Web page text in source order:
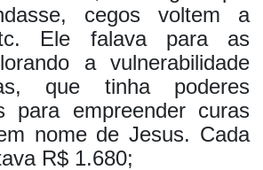
cegos voltem a
Ele falava para as
a vulnerabilidade
que tinha poderes
para empreender curas
nome de Jesus. Cada
R$ 1.680;